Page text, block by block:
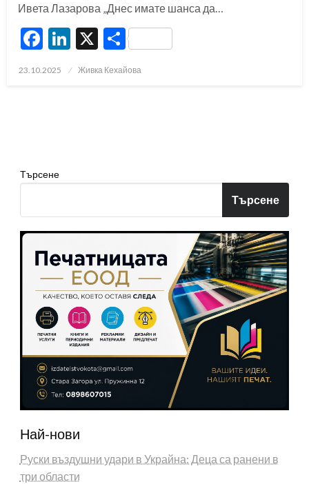
Ивета Лазарова „Днес имате шанса да…
Facebook
LinkedIn
X Share
Posted
23.10.2025 Живка Кехайова
Търсене
Търсене
Най-нови
Руски въздушни удари в Украйна: Деца са ранени в
три области